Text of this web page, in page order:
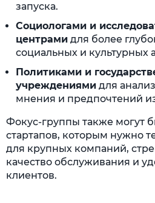
запуска.
Социологами и
центрами для более
социальных и культурных
Политиками и
учреждениями для
мнения и предпочтений
Фокус-группы также могут
стартапов, которым нужно
для крупных компаний,
качество обслуживания и
клиентов.